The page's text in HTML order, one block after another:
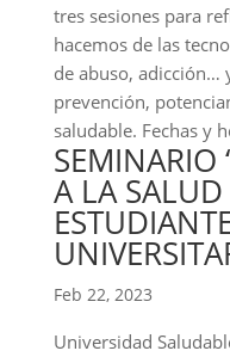
tres sesiones para
hacemos de las
de abuso, adicción…
prevención,
saludable. Fechas y
SEMINARIO
A LA
Feb 22, 2023
Universidad